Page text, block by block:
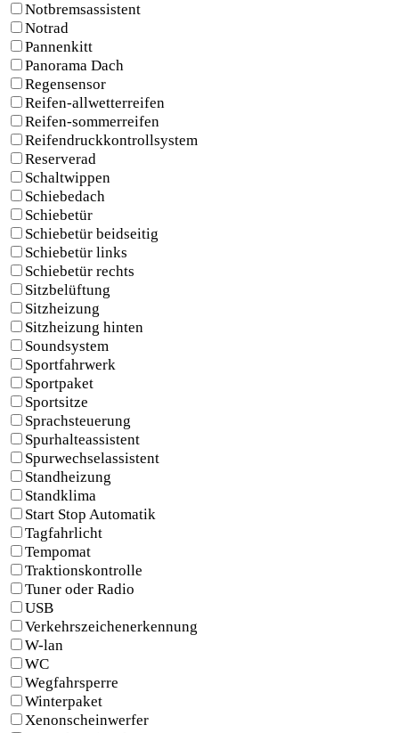
Notbremsassistent
Notrad
Pannenkitt
Panorama Dach
Regensensor
Reifen-allwetterreifen
Reifen-sommerreifen
Reifendruckkontrollsystem
Reserverad
Schaltwippen
Schiebedach
Schiebetür
Schiebetür beidseitig
Schiebetür links
Schiebetür rechts
Sitzbelüftung
Sitzheizung
Sitzheizung hinten
Soundsystem
Sportfahrwerk
Sportpaket
Sportsitze
Sprachsteuerung
Spurhalteassistent
Spurwechselassistent
Standheizung
Standklima
Start Stop Automatik
Tagfahrlicht
Tempomat
Traktionskontrolle
Tuner oder Radio
USB
Verkehrszeichenerkennung
W-lan
WC
Wegfahrsperre
Winterpaket
Xenonscheinwerfer